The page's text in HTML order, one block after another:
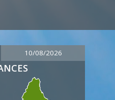
10/08/2026